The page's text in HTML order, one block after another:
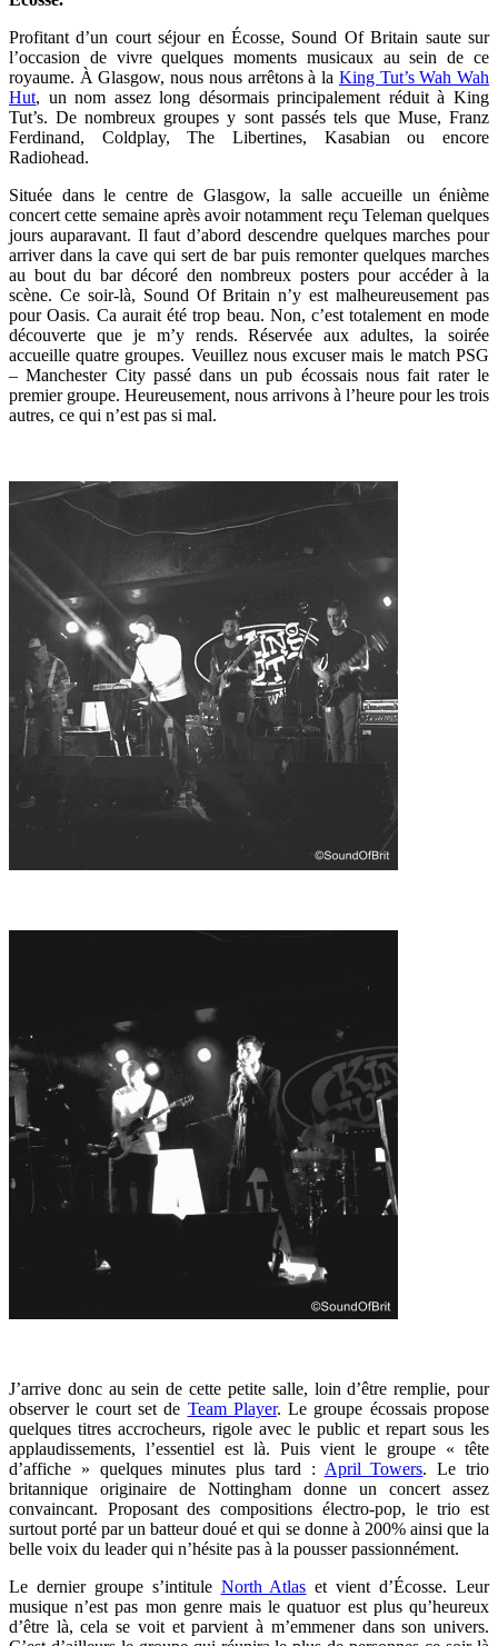
Profitant d’un court séjour en Écosse, Sound Of Britain saute sur
l’occasion de vivre quelques moments musicaux au sein de ce
royaume. À Glasgow, nous nous arrêtons à la King Tut’s Wah Wah
Hut, un nom assez long désormais principalement réduit à King
Tut’s. De nombreux groupes y sont passés tels que Muse, Franz
Ferdinand, Coldplay, The Libertines, Kasabian ou encore
Radiohead.
Située dans le centre de Glasgow, la salle accueille un énième
concert cette semaine après avoir notamment reçu Teleman quelques
jours auparavant. Il faut d’abord descendre quelques marches pour
arriver dans la cave qui sert de bar puis remonter quelques marches
au bout du bar décoré den nombreux posters pour accéder à la
scène. Ce soir-là, Sound Of Britain n’y est malheureusement pas
pour Oasis. Ca aurait été trop beau. Non, c’est totalement en mode
découverte que je m’y rends. Réservée aux adultes, la soirée
accueille quatre groupes. Veuillez nous excuser mais le match PSG
– Manchester City passé dans un pub écossais nous fait rater le
premier groupe. Heureusement, nous arrivons à l’heure pour les trois
autres, ce qui n’est pas si mal.
J’arrive donc au sein de cette petite salle, loin d’être remplie, pour
observer le court set de Team Player. Le groupe écossais propose
quelques titres accrocheurs, rigole avec le public et repart sous les
applaudissements, l’essentiel est là. Puis vient le groupe « tête
d’affiche » quelques minutes plus tard : April Towers. Le trio
britannique originaire de Nottingham donne un concert assez
convaincant. Proposant des compositions électro-pop, le trio est
surtout porté par un batteur doué et qui se donne à 200% ainsi que la
belle voix du leader qui n’hésite pas à la pousser passionnément.
Le dernier groupe s’intitule North Atlas et vient d’Écosse. Leur
musique n’est pas mon genre mais le quatuor est plus qu’heureux
d’être là, cela se voit et parvient à m’emmener dans son univers.